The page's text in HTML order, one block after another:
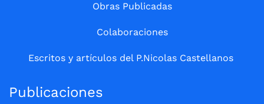
Obras Publicadas
Colaboraciones
Escritos y artículos del P.Nicolas Castellanos
Publicaciones